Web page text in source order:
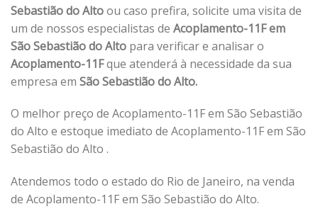
Sebastião do Altoou caso prefira, solicite uma visita de
um de nossos especialistas de Acoplamento-11F em
São Sebastião do Alto para verificar e analisar o
Acoplamento-11Fque atenderá à necessidade da sua
empresa em São Sebastião do Alto.
O melhor preço de Acoplamento-11F em São Sebastião
do Alto e estoque imediato de Acoplamento-11F em São
Sebastião do Alto .
Atendemos todo o estado do Rio de Janeiro, na venda
de Acoplamento-11F em São Sebastião do Alto.